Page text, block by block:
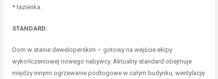
* łazienka.
STANDARD:
Dom w stanie deweloperskim – gotowy na wejście ekipy
wykończeniowej nowego nabywcy. Aktualny standard obejmuje
między innymi ogrzewanie podłogowe w całym budynku, wentylację